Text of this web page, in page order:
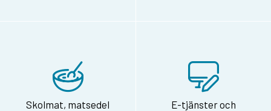
Skolmat, matsedel
E-tjänster och